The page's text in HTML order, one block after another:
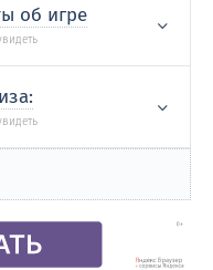
об игре